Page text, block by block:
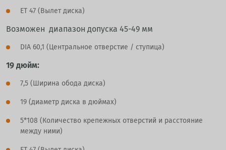
ET 47 (Вылет диска)
Возможен диапазон допуска 45-49 мм
DIA 60,1 (Центральное отверстие / ступица)
19 дюйм:
7,5 (Ширина обода диска)
19 (диаметр диска в дюймах)
5*108 (Количество крепежных отверстий и расстояние
между ними)